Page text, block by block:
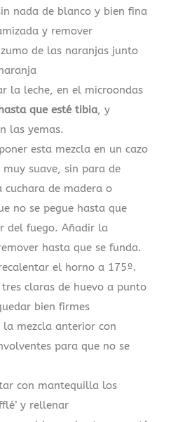
nada de blanco y bien fina
y remover
de las naranjas junto
la leche, en el microondas
que esté tibia, y
las yemas.
esta mezcla en un cazo
muy suave, sin para de
de madera o
no se pegue hasta que
del fuego. Añadir la
hasta que se funda.
el horno a 175º.
claras de huevo a punto
bien firmes
mezcla anterior con
para que no se
con mantequilla los
y rellenar